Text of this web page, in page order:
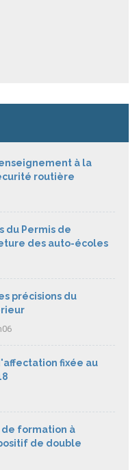
à la
routière
du Permis de
des auto-écoles
précisions du
fixée au
de formation à
de double